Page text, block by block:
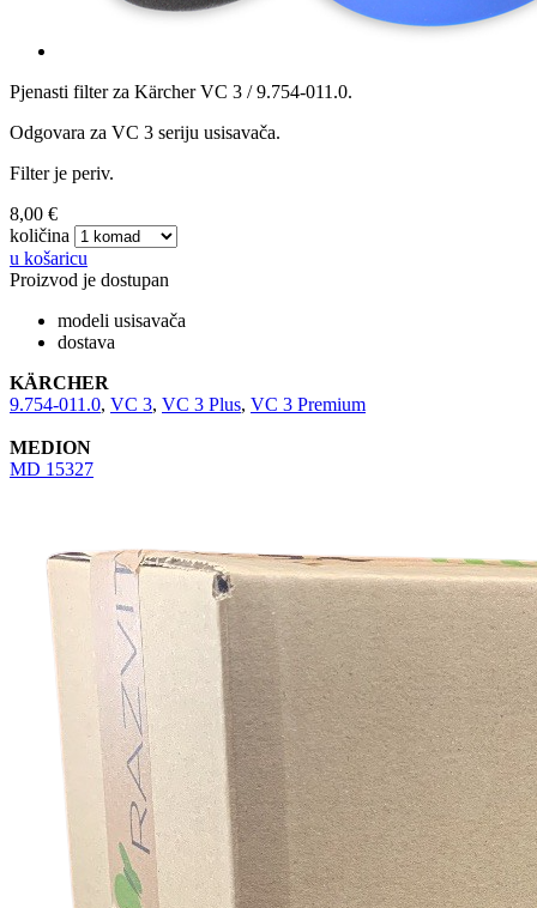
Pjenasti filter za Kärcher VC 3 / 9.754-011.0.
Odgovara za VC 3 seriju usisavača.
Filter je periv.
8,00 €
količina
u košaricu
Proizvod je dostupan
modeli usisavača
dostava
KÄRCHER
9.754-011.0, VC 3, VC 3 Plus, VC 3 Premium
MEDION
MD 15327